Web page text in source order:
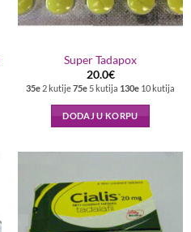
Super Tadapox
20.0€
35e 2 kutije75e 5 kutija 130e 10 kutija
DODAJ U KORPU